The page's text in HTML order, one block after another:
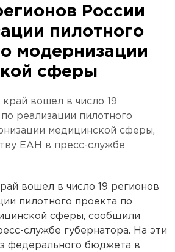
России
пилотного
модернизации
сферы
вошел в число 19
реализации пилотного
медицинской сферы,
ЕАН в пресс-службе
вошел в число 19 регионов
пилотного проекта по
сферы, сообщили
службе губернатора. На эти
федерального бюджета в